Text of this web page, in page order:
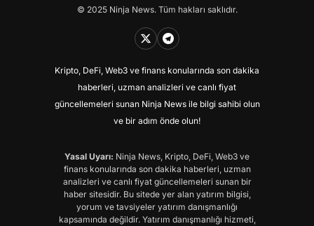
© 2025 Ninja News. Tüm hakları saklıdır.
Kripto, DeFi, Web3 ve finans konularında son dakika
haberleri, uzman analizleri ve canlı fiyat
güncellemeleri sunan Ninja News ile bilgi sahibi olun
ve bir adım önde olun!
Yasal Uyarı: Ninja News, Kripto, DeFi, Web3 ve
finans konularında son dakika haberleri, uzman
analizleri ve canlı fiyat güncellemeleri sunan bir
haber sitesidir. Bu sitede yer alan yatırım bilgisi,
yorum ve tavsiyeler yatırım danışmanlığı
kapsamında değildir. Yatırım danışmanlığı hizmeti,